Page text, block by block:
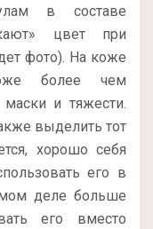
в составе
цвет при
фото). На коже
более чем
и тяжести.
выделить тот
хорошо себя
его в
деле больше
его вместо